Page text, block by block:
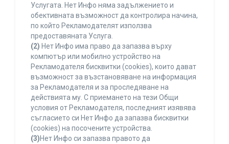
Услугата. Нет Инфо няма задължението и
обективната възможност да контролира начина,
по който Рекламодателят използва
предоставяната Услуга.
(2) Нет Инфо има право да запазва върху
компютър или мобилно устройство на
Рекламодателя бисквитки (cookies), които дават
възможност за възстановяване на информация
за Рекламодателя и за проследяване на
действията му. С приемането на тези Общи
условия от Рекламодателя, последният изявява
съгласието си Нет Инфо да запазва бисквитки
(cookies) на посочените устройства.
(3)Нет Инфо си запазва правото да